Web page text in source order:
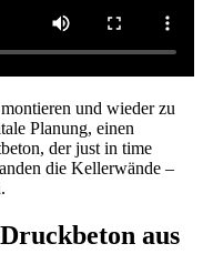
und wieder zu
Planung, einen
der just in time
die Kellerwände –
aus